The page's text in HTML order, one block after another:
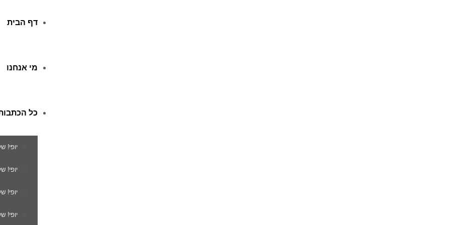
דף הבית
מי אנחנו
כל
יופי!
יופי!
יופי!
יופי!